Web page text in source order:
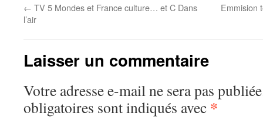
← TV 5 Mondes et France culture… et C Dans
l’air
Emmision
Laisser un commentaire
Votre adresse e-mail ne sera pas
obligatoires sont indiqués avec *